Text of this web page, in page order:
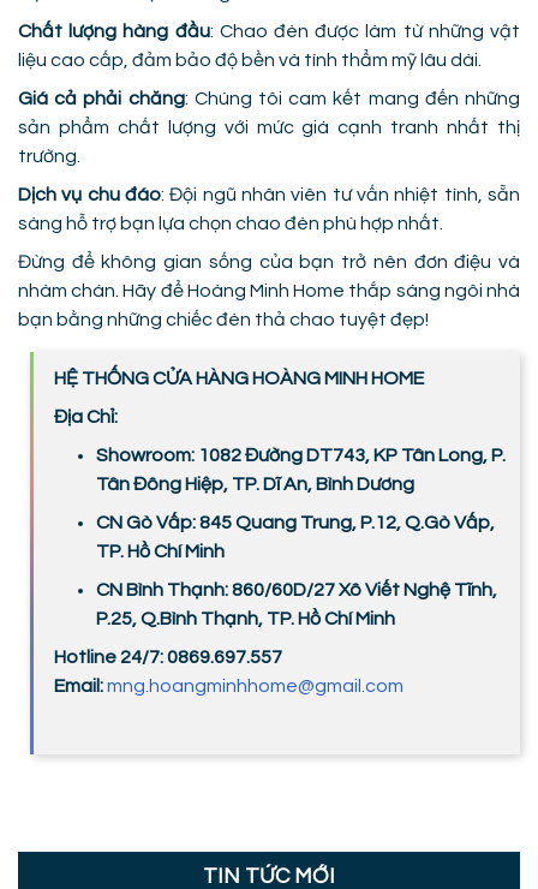
Chất lượng hàng đầu: Chao đèn được làm từ những vật
liệu cao cấp, đảm bảo độ bền và tính thẩm mỹ lâu dài.
Giá cả phải chăng: Chúng tôi cam kết mang đến những
sản phẩm chất lượng với mức giá cạnh tranh nhất thị
trường.
Dịch vụ chu đáo: Đội ngũ nhân viên tư vấn nhiệt tình, sẵn
sàng hỗ trợ bạn lựa chọn chao đèn phù hợp nhất.
Đừng để không gian sống của bạn trở nên đơn điệu và
nhàm chán. Hãy để Hoàng Minh Home thắp sáng ngôi nhà
bạn bằng những chiếc đèn thả chao tuyệt đẹp!
HỆ THỐNG CỬA HÀNG HOÀNG MINH HOME
Địa Chỉ:
Showroom: 1082 Đường DT743, KP Tân Long, P.
Tân Đông Hiệp, TP. Dĩ An, Bình Dương
CN Gò Vấp: 845 Quang Trung, P.12, Q.Gò Vấp,
TP. Hồ Chí Minh
CN Bình Thạnh: 860/60D/27 Xô Viết Nghệ Tĩnh,
P.25, Q.Bình Thạnh, TP. Hồ Chí Minh
Hotline 24/7: 0869.697.557
Email:mng.hoangminhhome@gmail.com
TIN TỨC MỚI